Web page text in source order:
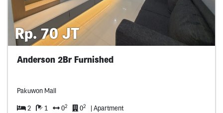
Rp. 70 JT
Anderson 2Br Furnished
Pakuwon Mall
2 1 02 02 | Apartment